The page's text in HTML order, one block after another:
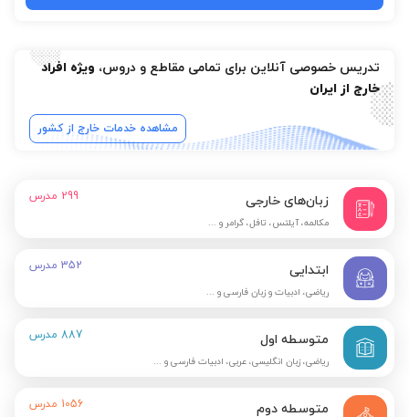
تدریس خصوصی آنلاین برای تمامی مقاطع و دروس، ویژه افراد
خارج از ایران
مشاهده خدمات خارج از کشور
زبان‌های خارجی
مکالمه، آیلتس، تافل، گرامر و ...
299 مدرس
ابتدایی
ریاضی، ادبیات و زبان فارسی و ...
352 مدرس
متوسطه اول
ریاضی، زبان انگلیسی، عربی، ادبیات فارسی و ...
887 مدرس
متوسطه دوم 1056 مدرس